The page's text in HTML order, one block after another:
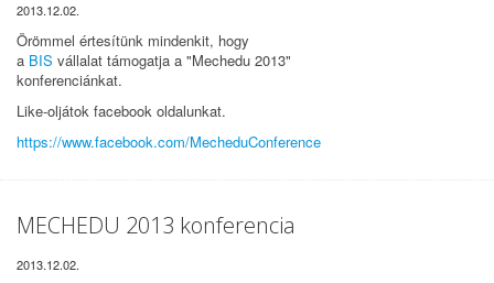
2013.12.02.
Örömmel értesítünk mindenkit, hogy
a BIS vállalat támogatja a "Mechedu 2013"
konferenciánkat.
Like-oljátok facebook oldalunkat.
https://www.facebook.com/MecheduConference
MECHEDU 2013 konferencia
2013.12.02.